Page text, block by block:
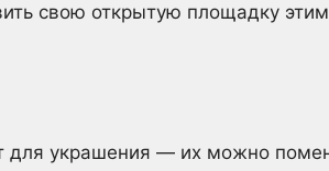
свою открытую площадку
для украшения — их можно